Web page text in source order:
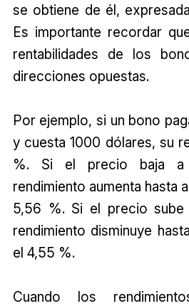
se obtiene de él,
Es importante recordar
rentabilidades de los
direcciones opuestas.
Por ejemplo, si un bono
y cuesta 1000 dólares, su
%. Si el precio baja a
rendimiento aumenta hasta
5,56 %. Si el precio sube
rendimiento disminuye
el 4,55 %.
Cuando los